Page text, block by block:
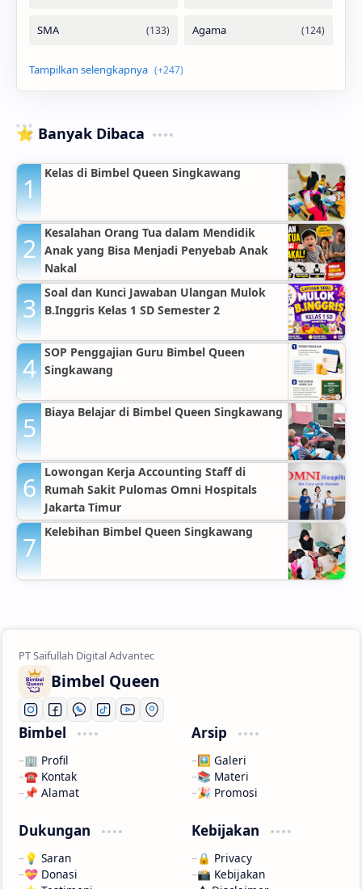
⭐ Banyak Dibaca
Kelas di Bimbel Queen Singkawang
Kesalahan Orang Tua dalam Mendidik
Anak yang Bisa Menjadi Penyebab Anak
Nakal
Soal dan Kunci Jawaban Ulangan Mulok
B.Inggris Kelas 1 SD Semester 2
SOP Penggajian Guru Bimbel Queen
Singkawang
Biaya Belajar di Bimbel Queen Singkawang
Lowongan Kerja Accounting Staff di
Rumah Sakit Pulomas Omni Hospitals
Jakarta Timur
Kelebihan Bimbel Queen Singkawang
Bimbel Queen
Bimbel
🏢 Profil
☎️ Kontak
📌 Alamat
Arsip
🖼️ Galeri
📚 Materi
🎉 Promosi
Dukungan
💡 Saran
💝 Donasi
Kebijakan
🔒 Privacy
📸 Kebijakan